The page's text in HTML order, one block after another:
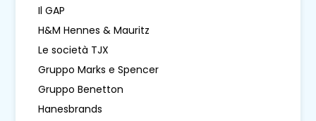
Il GAP
H&M Hennes & Mauritz
Le società TJX
Gruppo Marks e Spencer
Gruppo Benetton
Hanesbrands